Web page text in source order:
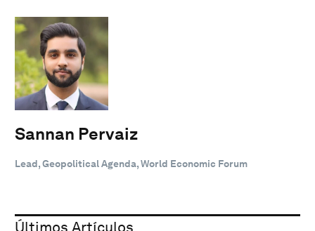
Sannan Pervaiz
Lead, Geopolitical Agenda, World Economic Forum
Últimos Artículos